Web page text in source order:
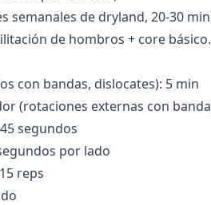
semanales de dryland, 20-30
de hombros + core básico.
con bandas, dislocates): 5 min
(rotaciones externas con
segundos
por lado
reps